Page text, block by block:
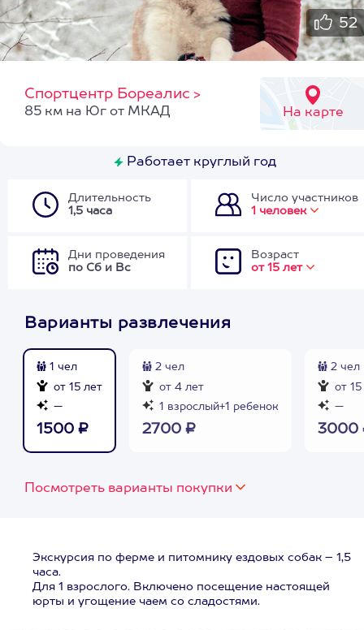
52
Спортцентр Бореалис >
На карте
85 км на Юг от МКАД
Работает круглый год
Длительность
1,5 часа
Число участников
1 человек
Дни проведения
по Сб и Вс
Возраст
от 15 лет
Варианты развлечения
1 чел
от 15 лет
—
1500 ₽
2 чел
от 4 лет
1 взрослый+1 ребенок
2700 ₽
2 чел
от
—
3000
Посмотреть варианты покупки
Экскурсия по ферме и питомнику ездовых собак – 1,5
часа.
Для 1 взрослого. Включено посещение настоящей
юрты и угощение чаем со сладостями.